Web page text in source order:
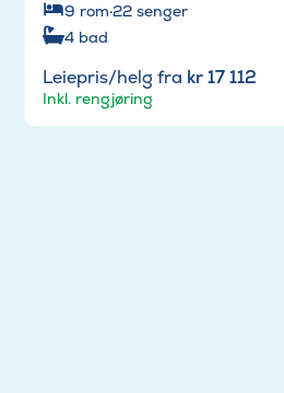
9 rom·22 senger
4 bad
Leiepris/helg fra kr 17 112
Inkl. rengjøring